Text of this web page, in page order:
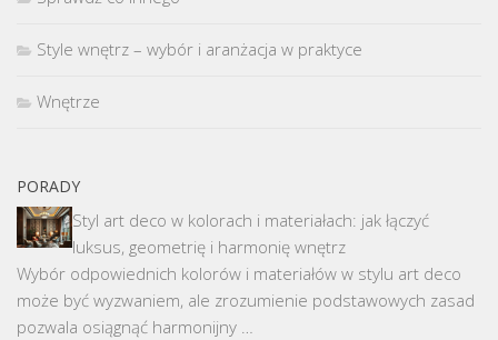
Style wnętrz – wybór i aranżacja w praktyce
Wnętrze
PORADY
Styl art deco w kolorach i materiałach: jak łączyć
luksus, geometrię i harmonię wnętrz
Wybór odpowiednich kolorów i materiałów w stylu art deco
może być wyzwaniem, ale zrozumienie podstawowych zasad
pozwala osiągnąć harmonijny …